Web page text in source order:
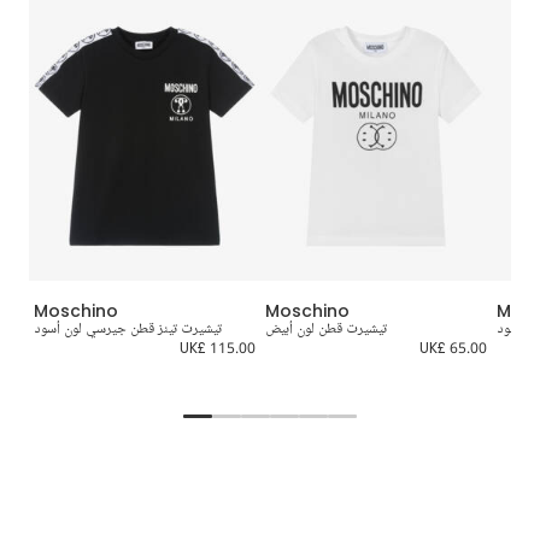
Moschino
تيشيرت تينز قطن جيرسي لون أسود
UK£ 115.00
Moschino
تيشيرت قطن لون أبيض
UK£ 65.00
أسود